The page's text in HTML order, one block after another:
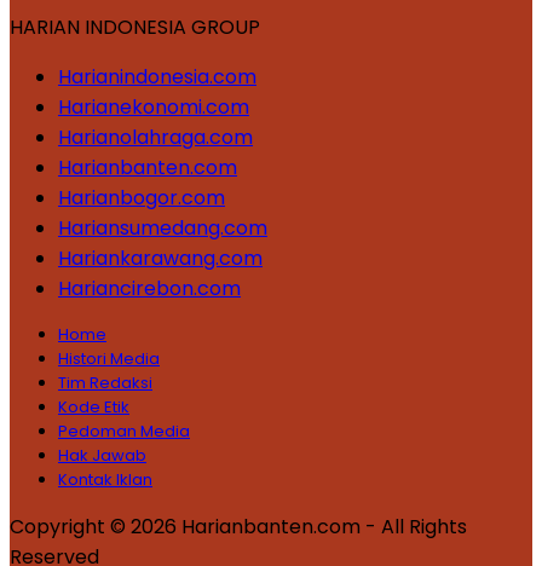
HARIAN INDONESIA GROUP
Harianindonesia.com
Harianekonomi.com
Harianolahraga.com
Harianbanten.com
Harianbogor.com
Hariansumedang.com
Hariankarawang.com
Hariancirebon.com
Home
Histori Media
Tim Redaksi
Kode Etik
Pedoman Media
Hak Jawab
Kontak Iklan
Copyright © 2026 Harianbanten.com - All Rights
Reserved